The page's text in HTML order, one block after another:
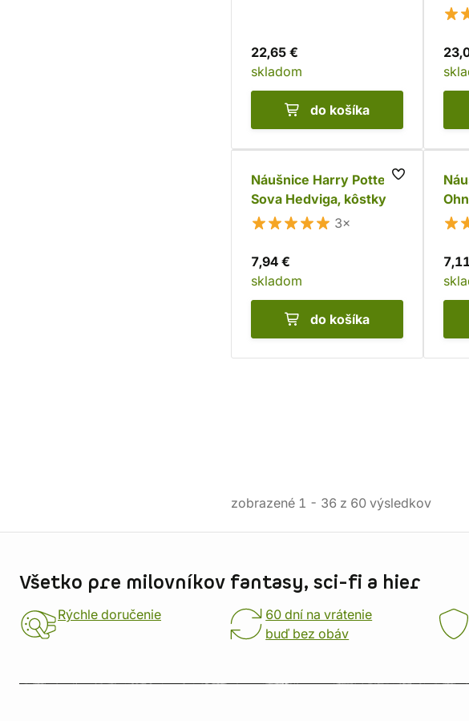
22,65 €
skladom
do košíka
Náušnice Harry Potter -
Sova Hedviga, kôstky
3×
7,94 €
skladom
do košíka
zobrazené 1 - 36 z 60 výsledkov
Všetko pre milovníkov fantasy, sci-fi a hier
Rýchle doručenie
60 dní na vrátenie
buď bez obáv